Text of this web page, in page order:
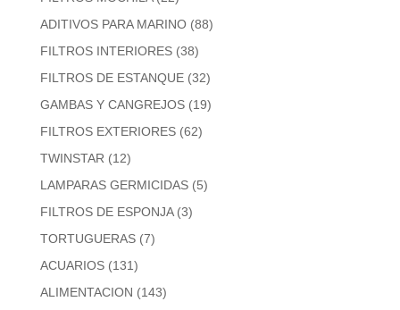
ADITIVOS PARA MARINO (88)
FILTROS INTERIORES (38)
FILTROS DE ESTANQUE (32)
GAMBAS Y CANGREJOS (19)
FILTROS EXTERIORES (62)
TWINSTAR (12)
LAMPARAS GERMICIDAS (5)
FILTROS DE ESPONJA (3)
TORTUGUERAS (7)
ACUARIOS (131)
ALIMENTACION (143)